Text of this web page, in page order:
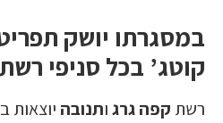
במסגרתו יושק
קוטג’ בכל סניפי
רשת קפה גרגותנובה יוצאות